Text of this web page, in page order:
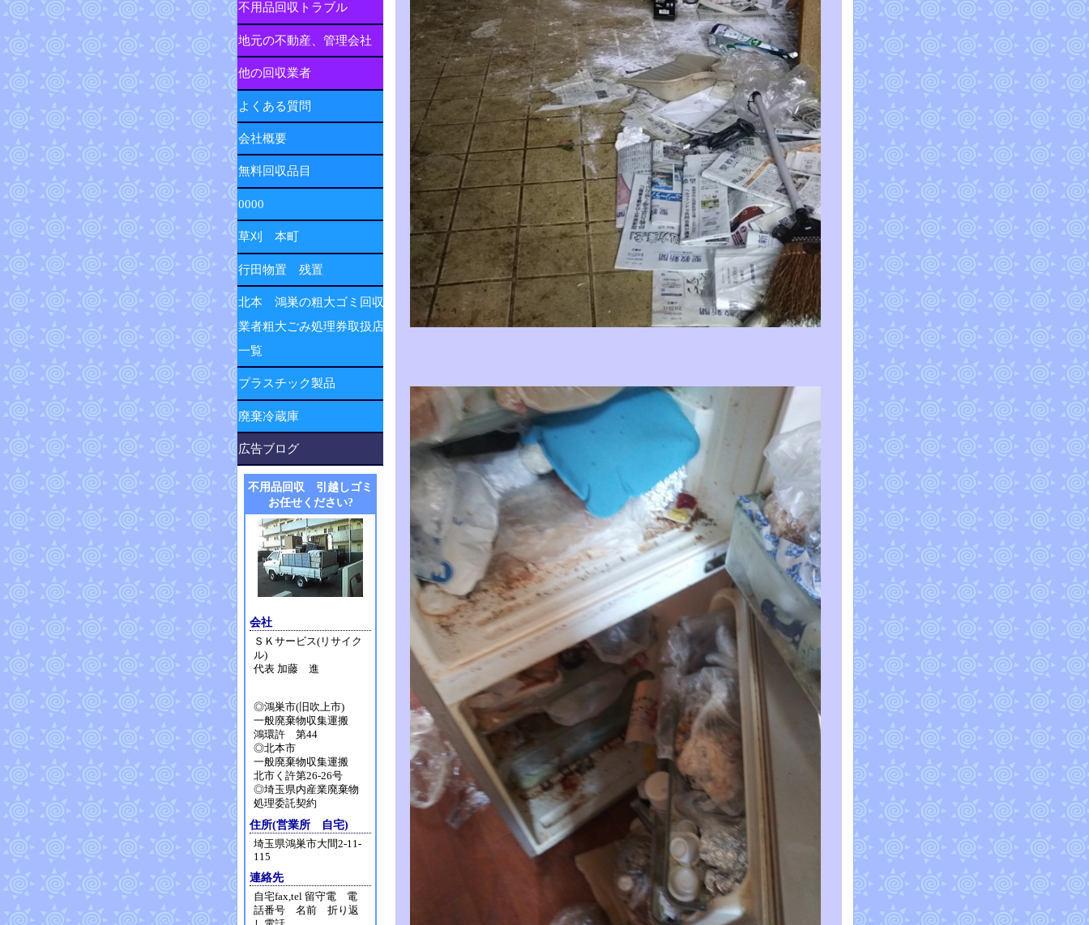
不用品回収トラブル
地元の不動産、管理会社
他の回収業者
よくある質問
会社概要
無料回収品目
0000
草刈 本町
行田物置 残置
北本 鴻巣の粗大ゴミ回収
業者粗大ごみ処理券取扱店
一覧
プラスチック製品
廃棄冷蔵庫
広告ブログ
不用品回収 引越しゴミ
お任せください?
会社
ＳＫサービス(リサイク
ル)
代表 加藤 進
◎鴻巣市(旧吹上市)
一般廃棄物収集運搬
鴻環許 第44
◎北本市
一般廃棄物収集運搬
北市く許第26-26号
◎埼玉県内産業廃棄物
処理委託契約
住所(営業所 自宅)
埼玉県鴻巣市大間2-11-
115
連絡先
自宅fax,tel 留守電 電
話番号 名前 折り返